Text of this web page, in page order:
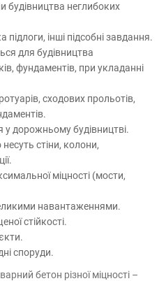
будівництва неглибоких
інші підсобні завдання.
для будівництва
фундаментів, при укладанні
сходових прольотів,
дорожньому будівництві.
стіни, колони,
міцності (мости,
навантаженнями.
стійкості.
споруди.
бетон різної міцності –